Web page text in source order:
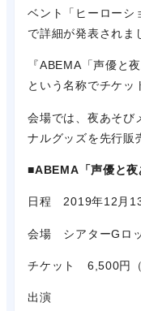
ベント「ヒーローシ
で詳細が発表されま
『ABEMA「声優と
という名称でチケッ
会場では、夜あそび
ナルグッズを先行販
■ABEMA「声優と夜
日程 2019年12月
会場 シアターGロ
チケット 6,500円（
出演